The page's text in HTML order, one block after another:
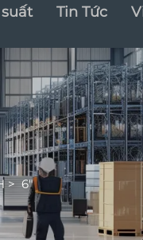
Tin Tức
>6"